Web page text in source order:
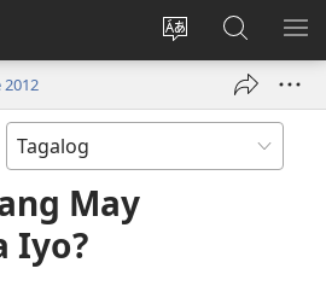
Baguhin
ng
Mag-
log
bubukas
sa
JW.ORG
May
Iyo?